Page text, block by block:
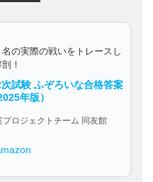
の実際の戦いをトレースし
！
試験 ふぞろいな合格答案
年版）
ロジェクトチーム 同友館